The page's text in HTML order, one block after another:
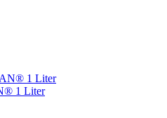
1 Liter